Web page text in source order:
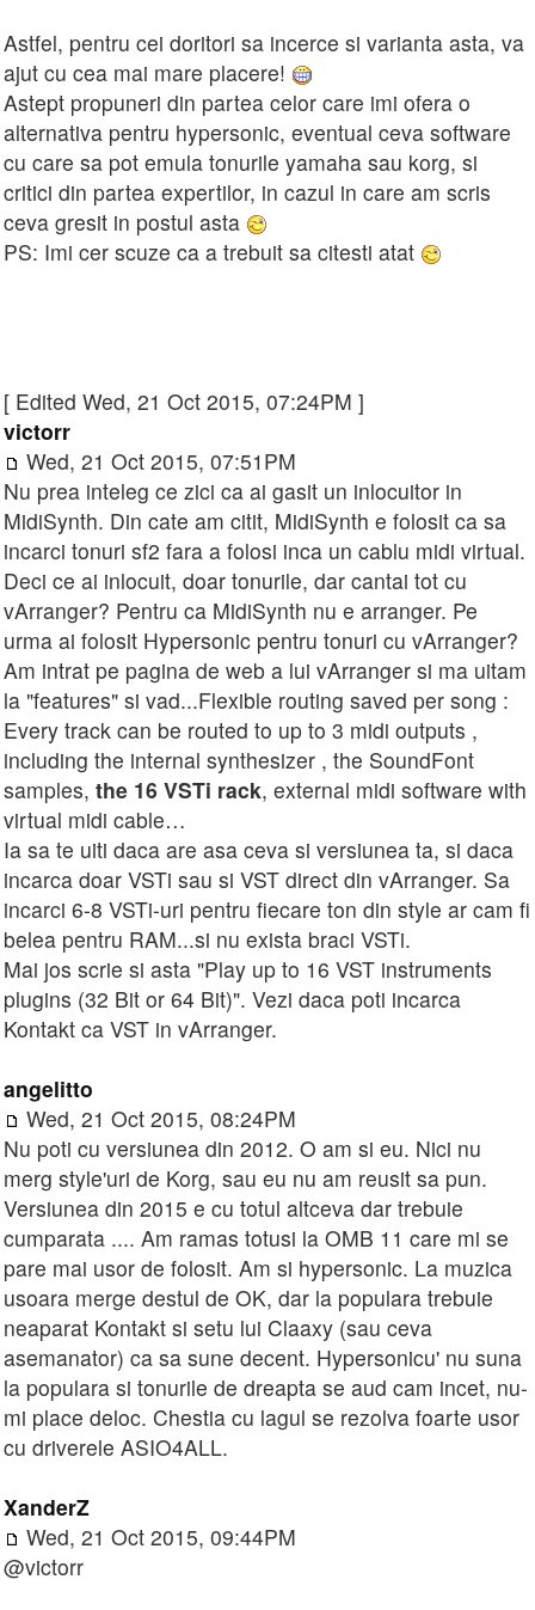
Astfel, pentru cei doritori sa incerce si varianta asta, va
ajut cu cea mai mare placere!
Astept propuneri din partea celor care imi ofera o
alternativa pentru hypersonic, eventual ceva software
cu care sa pot emula tonurile yamaha sau korg, si
critici din partea expertilor, in cazul in care am scris
ceva gresit in postul asta
PS: Imi cer scuze ca a trebuit sa citesti atat
[ Edited Wed, 21 Oct 2015, 07:24PM ]
victorr
Wed, 21 Oct 2015, 07:51PM
Nu prea inteleg ce zici ca ai gasit un inlocuitor in
MidiSynth. Din cate am citit, MidiSynth e folosit ca sa
incarci tonuri sf2 fara a folosi inca un cablu midi virtual.
Deci ce ai inlocuit, doar tonurile, dar cantai tot cu
vArranger? Pentru ca MidiSynth nu e arranger. Pe
urma ai folosit Hypersonic pentru tonuri cu vArranger?
Am intrat pe pagina de web a lui vArranger si ma uitam
la "features" si vad...Flexible routing saved per song :
Every track can be routed to up to 3 midi outputs ,
including the internal synthesizer , the SoundFont
samples, the 16 VSTi rack, external midi software with
virtual midi cable…
Ia sa te uiti daca are asa ceva si versiunea ta, si daca
incarca doar VSTi sau si VST direct din vArranger. Sa
incarci 6-8 VSTi-uri pentru fiecare ton din style ar cam fi
belea pentru RAM...si nu exista braci VSTi.
Mai jos scrie si asta "Play up to 16 VST instruments
plugins (32 Bit or 64 Bit)". Vezi daca poti incarca
Kontakt ca VST in vArranger.
angelitto
Wed, 21 Oct 2015, 08:24PM
Nu poti cu versiunea din 2012. O am si eu. Nici nu
merg style'uri de Korg, sau eu nu am reusit sa pun.
Versiunea din 2015 e cu totul altceva dar trebuie
cumparata .... Am ramas totusi la OMB 11 care mi se
pare mai usor de folosit. Am si hypersonic. La muzica
usoara merge destul de OK, dar la populara trebuie
neaparat Kontakt si setu lui Claaxy (sau ceva
asemanator) ca sa sune decent. Hypersonicu' nu suna
la populara si tonurile de dreapta se aud cam incet, nu-
mi place deloc. Chestia cu lagul se rezolva foarte usor
cu driverele ASIO4ALL.
XanderZ
Wed, 21 Oct 2015, 09:44PM
@victorr